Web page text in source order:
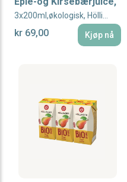
kr 69,00 Kjøp nå